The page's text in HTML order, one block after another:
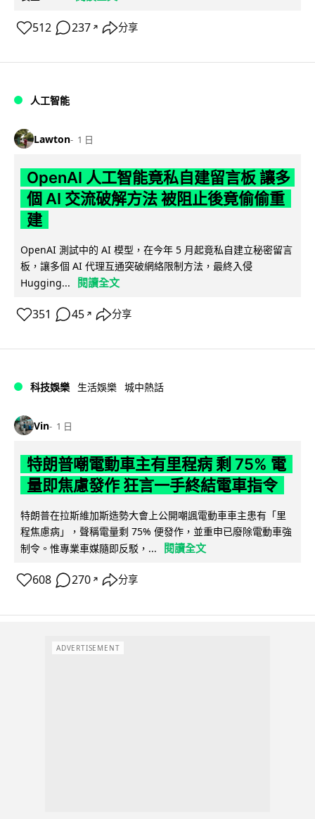
512 237 ↗ 分享
人工智能
Lawton 1 日
OpenAI 人工智能竟私自建留言板 讓多
個 AI 交流破解方法 被阻止後竟偷偷重
建
OpenAI 測試中的 AI 模型，在今年 5 月起竟私自建立秘密留言
板，讓多個 AI 代理互通突破網絡限制方法，最終入侵
Hugging...
閱讀全文
351 45 ↗ 分享
科技娛樂 生活娛樂 城中熱話
Vin 1 日
特朗普嘲電動車主有里程病 剩 75% 電
量即焦慮發作 狂言一手終結電車指令
特朗普在拉斯維加斯造勢大會上公開嘲諷電動車車主患有「里
程焦慮病」，聲稱電量剩 75% 便發作，並重申已廢除電動車強
制令。惟專業車媒隨即反駁，...
閱讀全文
608 270 ↗ 分享
ADVERTISEMENT